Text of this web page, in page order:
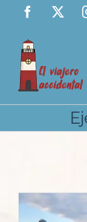
Saltar
contenido
Facebook